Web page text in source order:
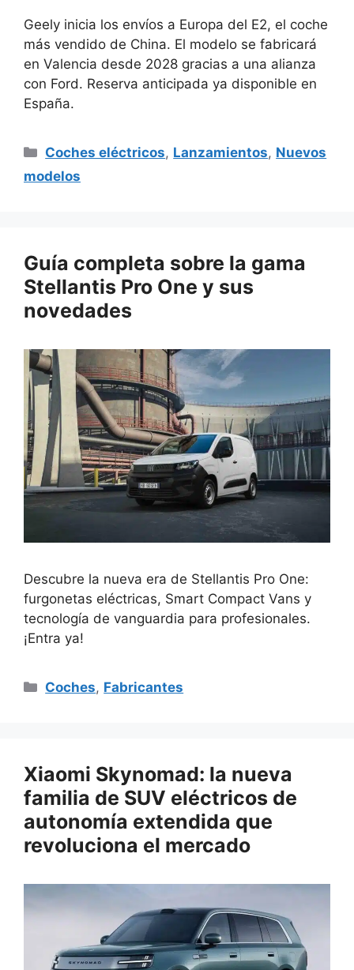
Geely inicia los envíos a Europa del E2, el coche
más vendido de China. El modelo se fabricará
en Valencia desde 2028 gracias a una alianza
con Ford. Reserva anticipada ya disponible en
España.
Categorías
Coches eléctricos, Lanzamientos, Nuevos
modelos
Guía completa sobre la gama
Stellantis Pro One y sus
novedades
Descubre la nueva era de Stellantis Pro One:
furgonetas eléctricas, Smart Compact Vans y
tecnología de vanguardia para profesionales.
¡Entra ya!
Categorías
Coches, Fabricantes
Xiaomi Skynomad: la nueva
familia de SUV eléctricos de
autonomía extendida que
revoluciona el mercado